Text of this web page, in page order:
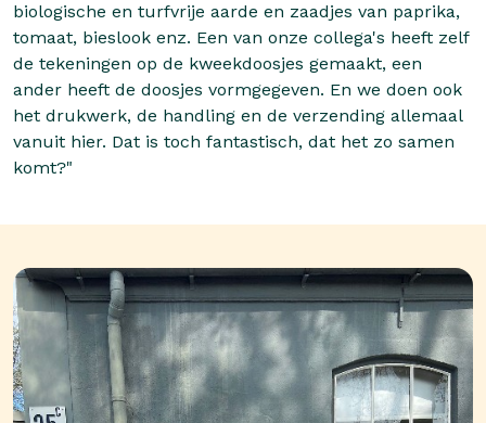
biologische en turfvrije aarde en zaadjes van paprika,
tomaat, bieslook enz. Een van onze collega's heeft zelf
de tekeningen op de kweekdoosjes gemaakt, een
ander heeft de doosjes vormgegeven. En we doen ook
het drukwerk, de handling en de verzending allemaal
vanuit hier. Dat is toch fantastisch, dat het zo samen
komt?"